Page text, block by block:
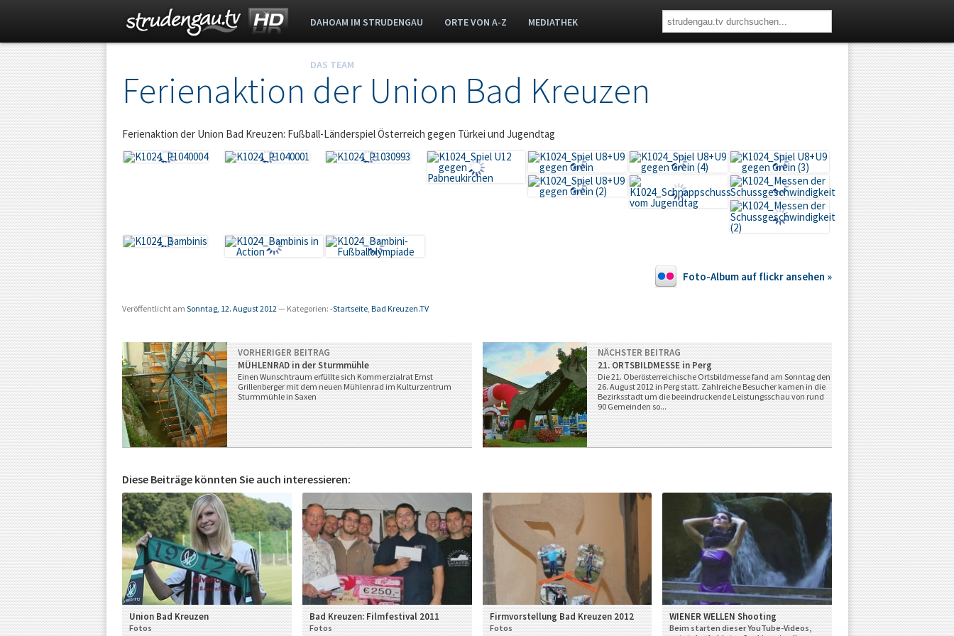
s
t
r
d
e
n
g
a
u
.
t
v
…
m
h
T
DAHOAM IM STRUDENGAU ORTE VON A-Z MEDIATHEK
DAS TEAM
Ferienaktion der Union Bad Kreuzen
Ferienaktion der Union Bad Kreuzen: Fußball-Länderspiel Österreich gegen Türkei und Jugendtag
Foto-Album auf flickr ansehen »
Veröffentlicht am Sonntag, 12. August 2012 — Kategorien: -Startseite Bad Kreuzen.TV
VORHERIGER BEITRAG
MÜHLENRAD in der Sturmmühle
Einen Wunschtraum erfüllte sich Kommerzialrat Ernst
Grillenberger mit dem neuen Mühlenrad im Kulturzentrum
Sturmmühle in Saxen
NÄCHSTER BEITRAG
21. ORTSBILDMESSE in Perg
Die 21. Oberösterreichische Ortsbildmesse fand am Sonntag den
26. August 2012 in Perg statt. Zahlreiche Besucher kamen in die
Bezirksstadt um die beeindruckende Leistungsschau von rund
90 Gemeinden so...
Diese Beiträge könnten Sie auch interessieren:
Union Bad Kreuzen
Fotos
Bad Kreuzen: Filmfestival 2011
Fotos
Firmvorstellung Bad Kreuzen 2012
Fotos
WIENER WELLEN Shooting
Beim starten dieser YouTube-Videos,